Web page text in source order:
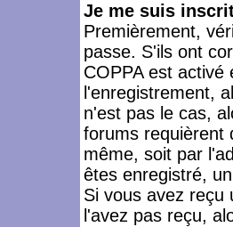
Je me suis
Premièrement,
passe. S'ils ont
COPPA est
l'enregistrement,
n'est pas le cas,
forums requièrent
même, soit par
êtes enregistré,
Si vous avez reçu
l'avez pas reçu,